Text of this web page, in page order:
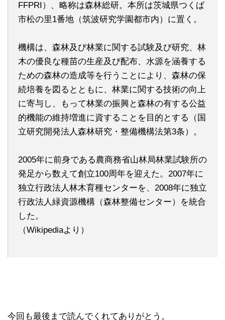
FFPRI）、略称は森林総研。本所は茨城県つくば
市松の里1番地（筑波研究学園都市内）に置く。
機構は、森林及び林業に関する試験及び研究、林
木の優良な種苗の生産及び配布、水源を涵養する
ための森林の造成等を行うことにより、森林の保
続培養を図るとともに、林業に関する技術の向上
に寄与し、もって林業の振興と森林の有する公益
的機能の維持増進に資することを目的とする（国
立研究開発法人森林研究・整備機構法第3条）。
2005年に前身である農商務省山林局林業試験所の
発足から数えて創立100周年を迎えた。2007年に
独立行政法人林木育種センターを、2008年に独立
行政法人緑資源機構（森林整備センター）を統合
した。
（Wikipediaより）
今回も最後まで読んでくれてありがとう。